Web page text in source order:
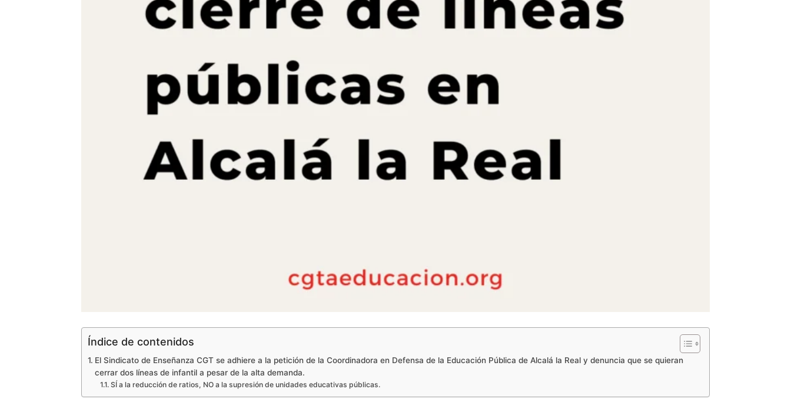
Índice de contenidos
El Sindicato de Enseñanza CGT se adhiere a la petición de la Coordinadora en Defensa de la Educación Pública de Alcalá la Real y denuncia que se quieran
cerrar dos líneas de infantil a pesar de la alta demanda.
SÍ a la reducción de ratios, NO a la supresión de unidades educativas públicas.